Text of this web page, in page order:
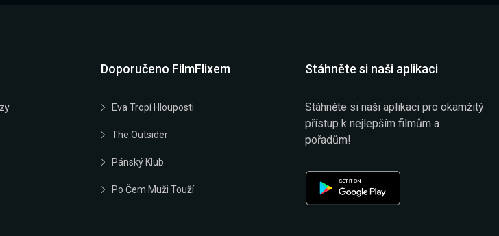
Doporučeno FilmFlixem
Eva Tropí Hlouposti
The Outsider
Pánský Klub
Po Čem Muži Touží
Stáhněte si naši aplikaci
Stáhněte si naši aplikaci pro okamžitý
přístup k nejlepším filmům a
pořadům!